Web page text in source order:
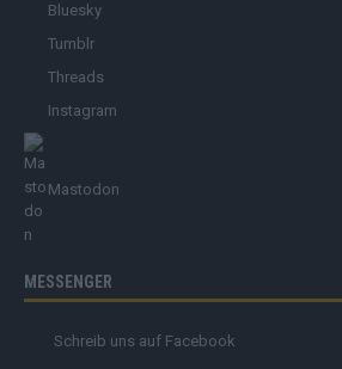
Bluesky
Tumblr
Threads
Instagram
Mastodon
MESSENGER
Schreib uns auf Facebook